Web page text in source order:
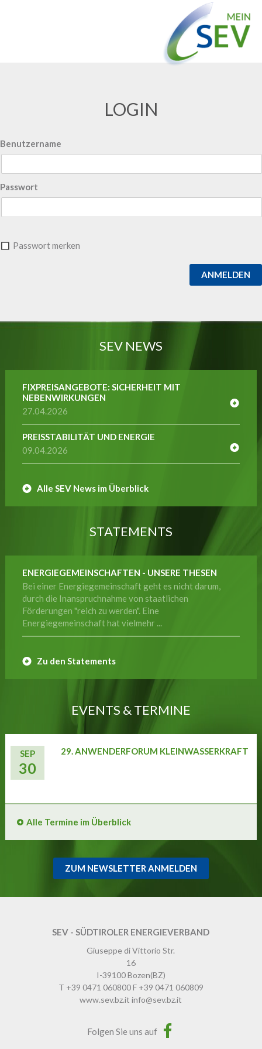
LOGIN
Benutzername
Passwort
Passwort merken
ANMELDEN
SEV NEWS
FIXPREISANGEBOTE: SICHERHEIT MIT
NEBENWIRKUNGEN
27.04.2026
PREISSTABILITÄT UND ENERGIE
09.04.2026
Alle SEV News im Überblick
STATEMENTS
ENERGIEGEMEINSCHAFTEN - UNSERE THESEN
Bei einer Energiegemeinschaft geht es nicht darum,
durch die Inanspruchnahme von staatlichen
Förderungen "reich zu werden". Eine
Energiegemeinschaft hat vielmehr ...
Zu den Statements
EVENTS & TERMINE
SEP
30
29. ANWENDERFORUM KLEINWASSERKRAFT
Alle Termine im Überblick
ZUM NEWSLETTER ANMELDEN
SEV - SÜDTIROLER ENERGIEVERBAND
Giuseppe di Vittorio Str.
16
I-39100Bozen(BZ)
T +39 0471 060800F +39 0471 060809
www.sev.bz.it info@sev.bz.it
Folgen Sie uns auf